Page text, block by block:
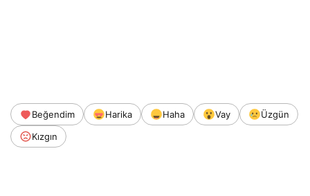
Beğendim Harika Haha Vay
Üzgün
Kızgın